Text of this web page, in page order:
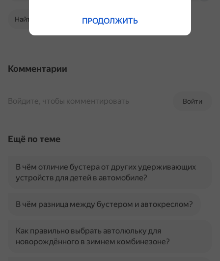
Найти в Поиске
Комментарии
Войти
Войдите, чтобы комментировать
Ещё по теме
В чём отличие бустера от других удерживающих
устройств для детей в автомобиле?
В чём разница между бустером и автокреслом?
Как правильно выбрать автолюльку для
новорождённого в зимнем комбинезоне?
ПРОДОЛЖИТЬ